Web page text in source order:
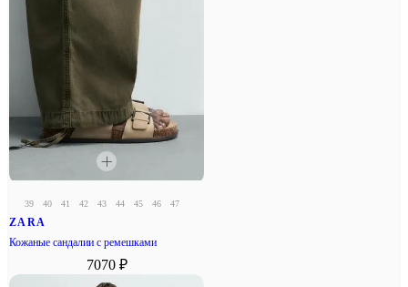
39 40 41 42 43 44 45 46 47
ZARA
Кожаные сандалии с ремешками
7070 ₽